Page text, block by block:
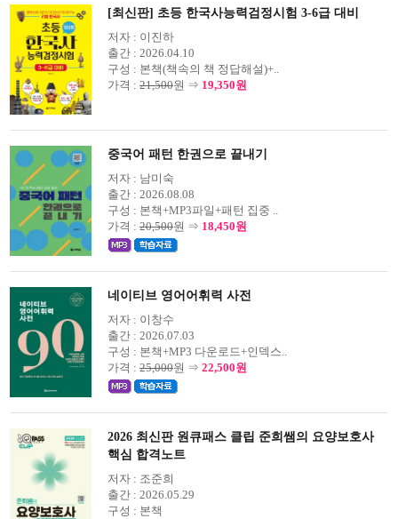
[최신판] 초등 한국사능력검정시험 3-6급 대비
저자 : 이진하
출간 : 2026.04.10
구성 : 본책(책속의 책 정답해설)+..
가격 : 21,500원 ⇒ 19,350원
중국어 패턴 한권으로 끝내기
저자 : 남미숙
출간 : 2026.08.08
구성 : 본책+MP3파일+패턴 집중 ..
가격 : 20,500원 ⇒ 18,450원
네이티브 영어어휘력 사전
저자 : 이창수
출간 : 2026.07.03
구성 : 본책+MP3 다운로드+인덱스..
가격 : 25,000원 ⇒ 22,500원
2026 최신판 원큐패스 클립 준희쌤의 요양보호사
핵심 합격노트
저자 : 조준희
출간 : 2026.05.29
구성 : 본책